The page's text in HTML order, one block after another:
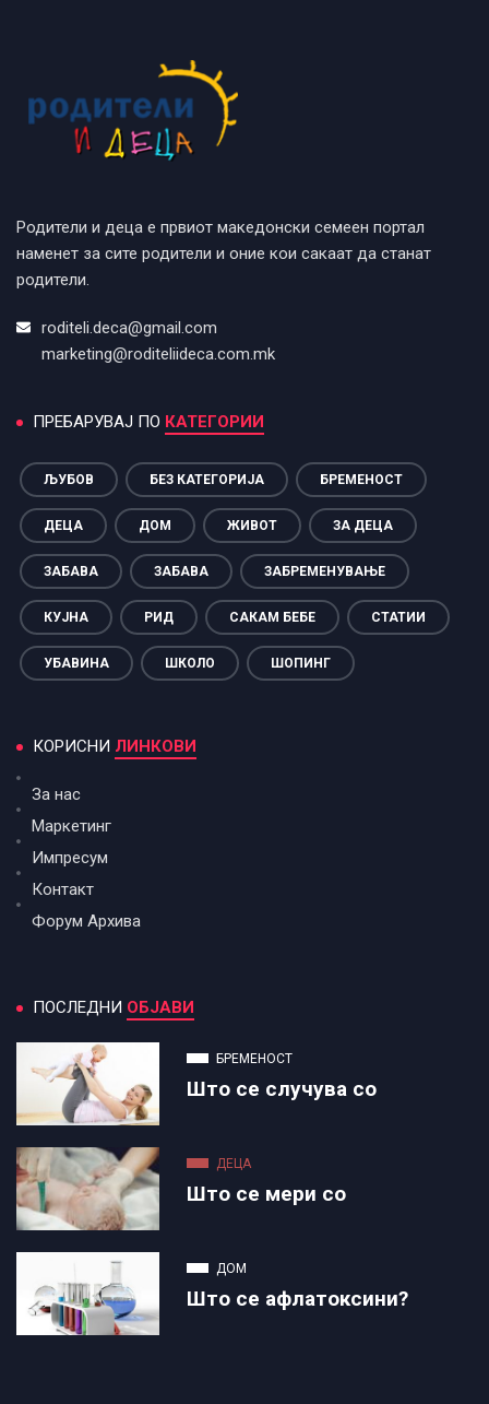
Родители и деца е првиот македонски семеен портал
наменет за сите родители и оние кои сакаат да станат
родители.
roditeli.deca@gmail.com
marketing@roditeliideca.com.mk
ПРЕБАРУВАЈ ПО КАТЕГОРИИ
ЉУБОВ БЕЗ КАТЕГОРИЈА БРЕМЕНОСТ
ДЕЦА ДОМ ЖИВОТ ЗА ДЕЦА
ЗАБАВА ЗАБАВА ЗАБРЕМЕНУВАЊЕ
КУЈНА РИД САКАМ БЕБЕ СТАТИИ
УБАВИНА ШКОЛО ШОПИНГ
КОРИСНИ ЛИНКОВИ
За нас
Маркетинг
Импресум
Контакт
Форум Архива
ПОСЛЕДНИ ОБЈАВИ
БРЕМЕНОСТ
Што се случува со
ДЕЦА
Што се мери со
ДОМ
Што се афлатоксини?